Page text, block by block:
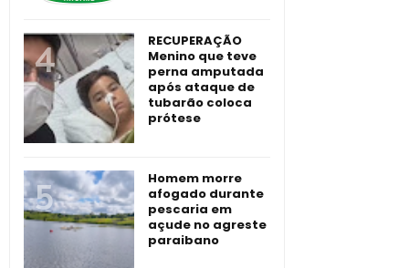
RECUPERAÇÃO
Menino que teve
perna amputada
após ataque de
tubarão coloca
prótese
Homem morre
afogado durante
pescaria em
açude no agreste
paraibano